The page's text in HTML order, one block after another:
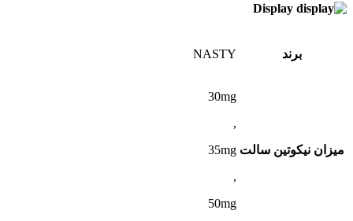
Display
برند NASTY
میزان نیکوتین سالت
30mg
,
35mg
,
50mg